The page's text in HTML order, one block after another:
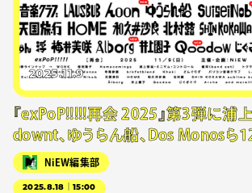
2025.11.9
『exPoP!!!!!再会 2025』第3弾に浦上
downt、ゆうらん船、Dos Monosら
NiEW編集部
2025.8.18｜15:00